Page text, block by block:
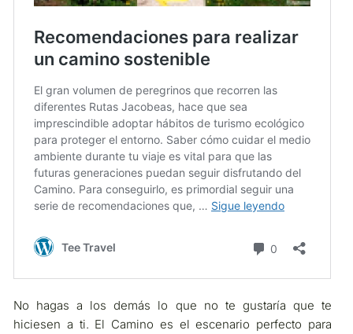
No hagas a los demás lo que no te gustaría que te
hiciesen a ti. El Camino es el escenario perfecto para